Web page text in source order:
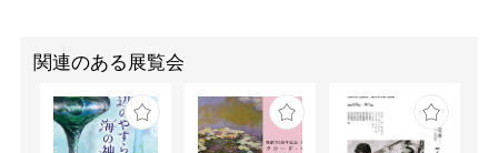
関連のある展覧会